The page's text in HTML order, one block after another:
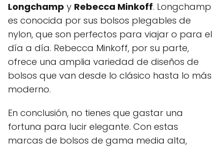
Longchamp y Rebecca Minkoff. Longchamp
es conocida por sus bolsos plegables de
nylon, que son perfectos para viajar o para el
día a día. Rebecca Minkoff, por su parte,
ofrece una amplia variedad de diseños de
bolsos que van desde lo clásico hasta lo más
moderno.
En conclusión, no tienes que gastar una
fortuna para lucir elegante. Con estas
marcas de bolsos de gama media alta,